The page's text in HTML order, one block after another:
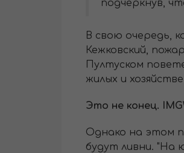
подчеркнув,
В свою очередь,
Кежковский,
Пултуском
жилых и
Это не конец.
Однако на этом
будут ливни. "На